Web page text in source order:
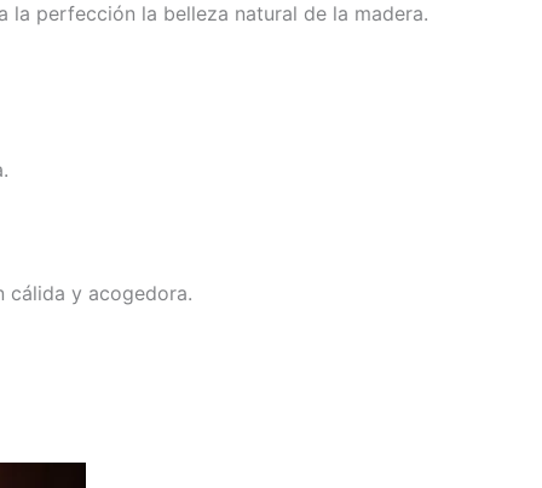
la perfección la belleza natural de la madera.
cálida y acogedora.